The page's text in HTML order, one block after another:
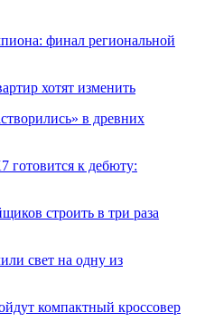
финал региональной
хотят изменить
в древних
готовится к дебюту:
строить в три раза
свет на одну из
компактный кроссовер